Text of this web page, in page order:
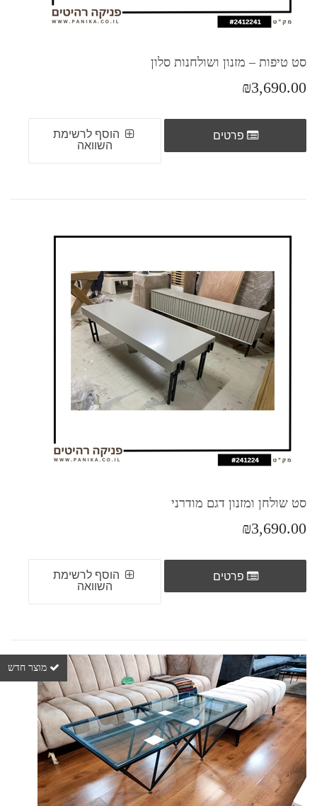
סט טיפות – מזנון ושולחנות סלון
₪3,690.00
פרטים
הוסף לרשימת
השוואה
סט שולחן ומזנון דגם מודרני
₪3,690.00
פרטים
הוסף לרשימת
השוואה
מוצר חדש